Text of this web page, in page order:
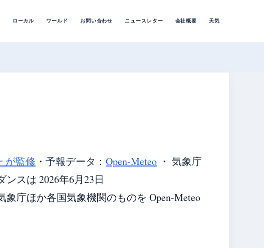
ローカル ワールド お問い合わせ ニュースレター 会社概要 天気
が監修 ・ 予報データ： Open-Meteo ・ 気象庁
スは 2026年6月23日
庁ほか各国気象機関のものを Open-Meteo